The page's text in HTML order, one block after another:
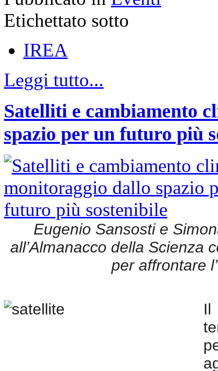
Etichettato sotto
IREA
Leggi tutto...
Satelliti e cambiamento
spazio per un futuro più
Eugenio Sansosti e
all’Almanacco della Scienza
per affrontare
Il